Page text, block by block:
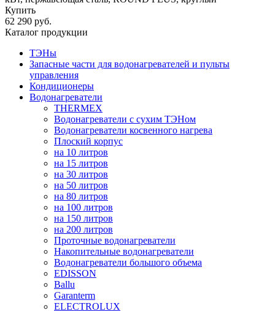
Купить
62 290 руб.
Каталог продукции
ТЭНы
Запасные части для водонагревателей и пульты
управления
Кондиционеры
Водонагреватели
THERMEX
Водонагреватели с сухим ТЭНом
Водонагреватели косвенного нагрева
Плоский корпус
на 10 литров
на 15 литров
на 30 литров
на 50 литров
на 80 литров
на 100 литров
на 150 литров
на 200 литров
Проточные водонагреватели
Накопительные водонагреватели
Водонагреватели большого объема
EDISSON
Ballu
Garanterm
ELECTROLUX